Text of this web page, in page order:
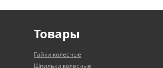
Товары
Гайки колесные
Шпильки колесные